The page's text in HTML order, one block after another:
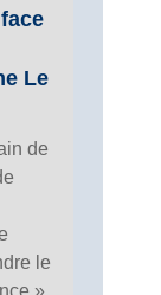
Le
de
le
»,